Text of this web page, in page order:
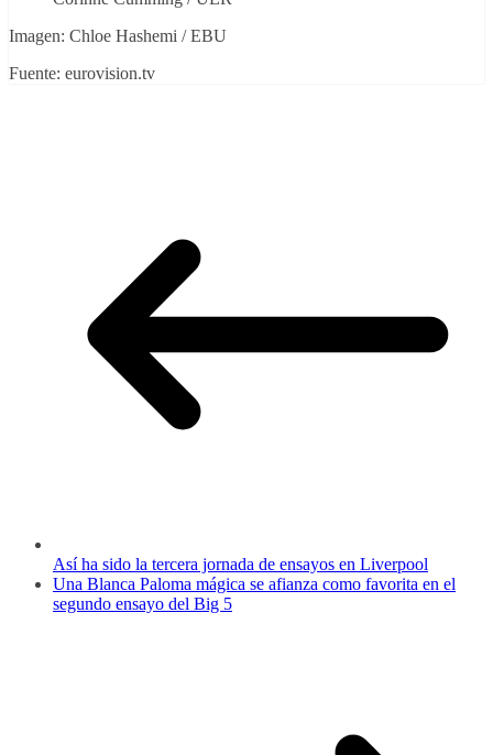
Imagen: Chloe Hashemi / EBU
Fuente: eurovision.tv
Así ha sido la tercera jornada de ensayos en Liverpool
Una Blanca Paloma mágica se afianza como favorita en el
segundo ensayo del Big 5